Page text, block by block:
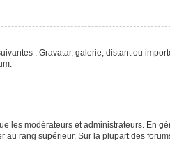
: Gravatar, galerie, distant ou
les modérateurs et administrateurs. En
rang supérieur. Sur la plupart des